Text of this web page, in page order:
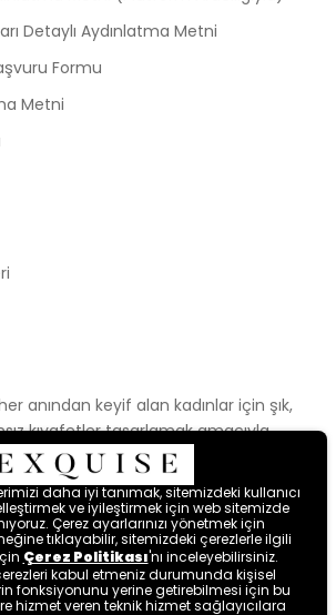
Detaylı Aydınlatma Metni
Formu
Metni
anından keyif alan kadınlar için şık,
kıyafetler tasarlamak amacıyla
ilk günden beri ortaya koymaya
anlayışı, cesur renk paletleri,
farklı bakış açısıyla kadınları hayal
hissetmeye davet etmektedir.
daha iyi tanımak, sitemizdeki kullanıcı
ve iyileştirmek için web sitemizde
Çerez ayarlarınızı yönetmek için
tıklayabilir, sitemizdeki çerezlerle ilgili
Çerez Politikası'nı inceleyebilirsiniz.
kabul etmeniz durumunda kişisel
fonksiyonunu yerine getirebilmesi için bu
hizmet veren teknik hizmet sağlayıcılara